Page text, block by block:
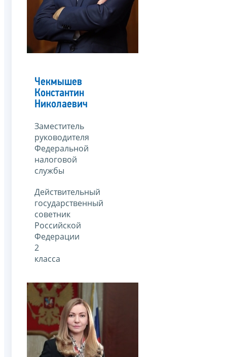
Чекмышев
Константин
Николаевич
Заместитель
руководителя
Федеральной
налоговой
службы
Действительный
государственный
советник
Российской
Федерации
2
класса